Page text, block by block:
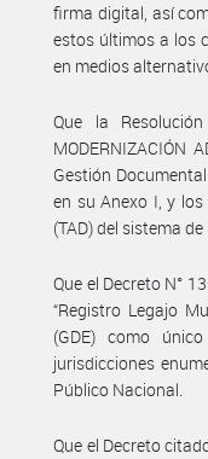
firma digital, así
estos últimos a los
en medios
Que la
MODERNIZACIÓN
Gestión
en su Anexo I, y
(TAD) del sistema
Que el Decreto N°
“Registro Legajo
(GDE) como
jurisdicciones
Público Nacional.
Que el Decreto